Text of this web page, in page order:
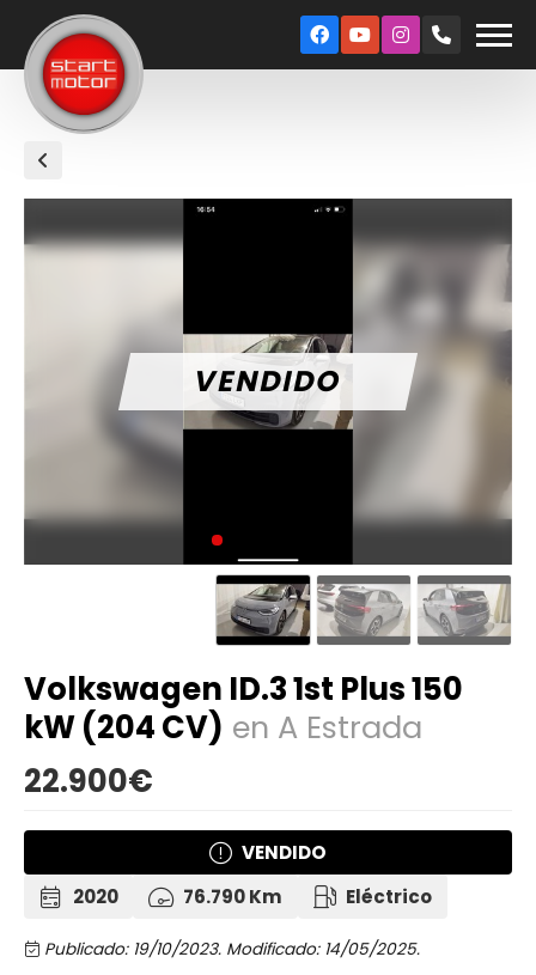
Volkswagen ID.3 1st Plus 150
kW (204 CV) en A Estrada
22.900€
VENDIDO
2020
76.790 Km Eléctrico
Publicado: 19/10/2023. Modificado: 14/05/2025.